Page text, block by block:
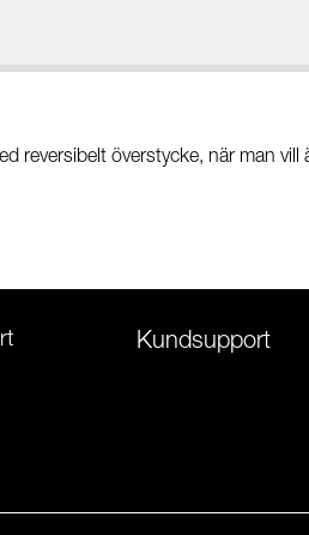
reversibelt överstycke, när man vill
Kundsupport